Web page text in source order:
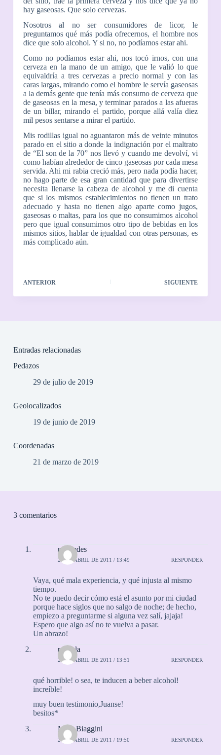
hay gaseosas. Que solo cervezas.
Nosotros al no ser consumidores de licor, le
preguntamos qué más podía ofrecernos, el hombre nos
dice que solo alcohol. Y si no, no podíamos estar ahi.
Como no podíamos estar ahi, nos tocó irnos, con una
cerveza en la mano de un amigo, que le valió lo que
equivaldría a tres cervezas a precio normal y con las
caras largas, mirando como el hombre le servía gaseosas
a la demás gente que tenía más consumo de cerveza que
de gaseosas en la mesa, y terminar parados a las afueras
de un billar, mirando el partido, porque allá valía diez
mil pesos sentarse a mirar el partido.
Mis rodillas igual no aguantaron más de veinte minutos
parado en el sitio a donde la indignación por el maltrato
de “El son de la 70” nos llevó y cuando me devolví, vi
como habían alrededor de cinco gaseosas por cada mesa
servida. Ahi mi rabia creció más, pero nada podía hacer,
no hago parte de esa gran cantidad que para divertirse
necesita llenarse la cabeza de alcohol y me di cuenta
que si los mismos establecimientos no tienen un trato
adecuado y hasta no tienen algo aparte como jugos,
gaseosas o maltas, para los que no consumimos alcohol
pero que igual consumimos otro tipo de bebidas en los
mismos sitios, hablar de igualdad con otras personas, es
más complicado aún.
ANTERIOR SIGUIENTE
Entradas relacionadas
Pedazos
29 de julio de 2019
Geolocalizados
19 de junio de 2019
Coordenadas
21 de marzo de 2019
3 comentarios
mercedes
21 DE ABRIL DE 2011 / 13:49 RESPONDER
Vaya, qué mala experiencia, y qué injusta al mismo
tiempo.
No te puedo decir cómo está el asunto por mi ciudad
porque hace siglos que no salgo de noche; de hecho,
empiezo a preguntarme si alguna vez salí, jajaja!
Espero que algo así no te vuelva a pasar.
Un abrazo!
rayuela
21 DE ABRIL DE 2011 / 13:51 RESPONDER
qué horrible! o sea, te inducen a beber alcohol!
increíble!
muy buen testimonio,Juanse!
besitos*
Marc Biaggini
21 DE ABRIL DE 2011 / 19:50 RESPONDER